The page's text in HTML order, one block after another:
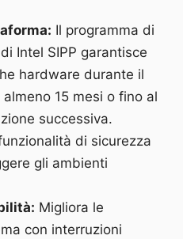
Il programma di
Intel SIPP garantisce
hardware durante il
15 mesi o fino al
successiva.
di sicurezza
gli ambienti
Migliora le
con interruzioni